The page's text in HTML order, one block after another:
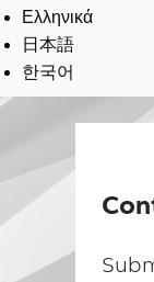
Ελληνικά
日本語
한국어